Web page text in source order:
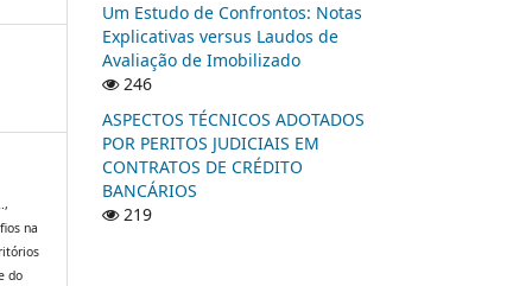
na
do
Um Estudo de Confrontos: Notas
Explicativas versus Laudos de
Avaliação de Imobilizado
246
ASPECTOS TÉCNICOS ADOTADOS
POR PERITOS JUDICIAIS EM
CONTRATOS DE CRÉDITO
BANCÁRIOS
219